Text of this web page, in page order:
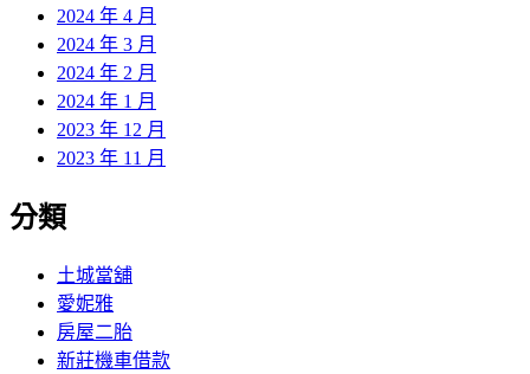
2024 年 4 月
2024 年 3 月
2024 年 2 月
2024 年 1 月
2023 年 12 月
2023 年 11 月
分類
土城當舖
愛妮雅
房屋二胎
新莊機車借款